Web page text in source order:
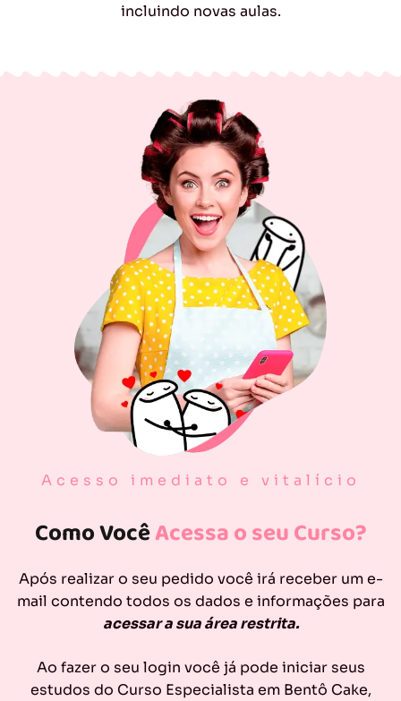
incluindo novas aulas.
Acesso imediato e vitalício
Como VocêAcessa o seu Curso?
Após realizar o seu pedido você irá receber um e-
mail contendo todos os dados e informações para
acessar a sua área restrita.
Ao fazer o seu login você já pode iniciar seus
estudos do Curso Especialista em Bentô Cake,